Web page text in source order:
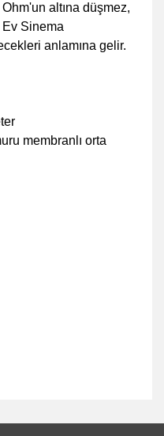
altına düşmez,
Sinema
anlamına gelir.
membranlı orta
öneri formunu